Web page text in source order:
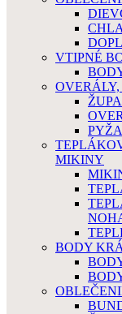
VTIPNÉ
MIKINY
BODY